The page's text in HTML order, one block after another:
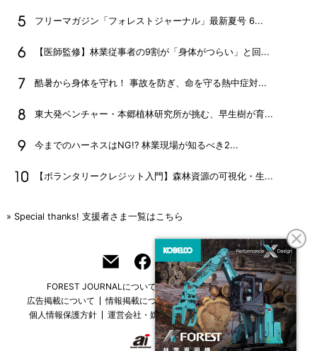
フリーマガジン「フォレストジャーナル」最新夏号 6...
【医師監修】林業従事者の9割が「身体がつらい」と回...
酷暑から身体を守れ！ 事故を防ぎ、命を守る熱中症対...
東大発ベンチャー・本郷植林研究所が挑む、早生樹が育...
今までのハーネスはNG!? 林業現場が知るべき2...
【ボランタリークレジット入門】森林資源の可視化・生...
» Special thanks! 支援者さま一覧はこちら
FOREST JOURNALについて
フリーマガジンはこちら
広告掲載について
情報掲載について お問い合わせ
採用情報
個人情報保護方針
運営会社・媒体一覧 For overseas customers